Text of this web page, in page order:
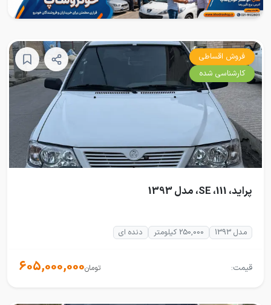
فروش اقساطی
کارشناسی شده
پراید، 111، SE، مدل 1393
مدل 1393 250,000 کیلومتر دنده ای
قیمت: 605,000,000تومان